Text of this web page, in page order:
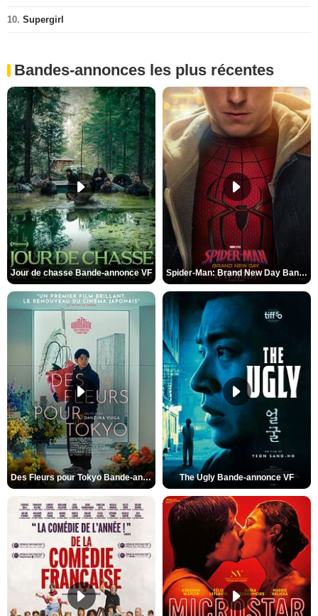
10. Supergirl
Bandes-annonces les plus récentes
Jour de chasse Bande-annonce VF Spider-Man: Brand New Day Bande-annonce (3) VO STFR
Des Fleurs pour Tokyo Bande-annonce VO STFR The Ugly Bande-annonce VF